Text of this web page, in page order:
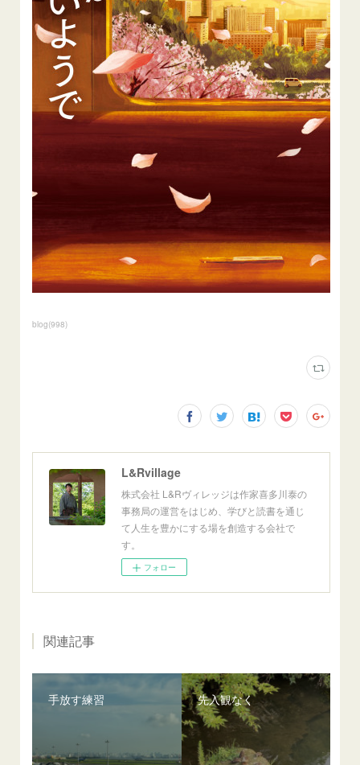
blog(998)
L&Rvillage
株式会社 L&Rヴィレッジは作家喜多川泰の
事務局の運営をはじめ、学びと読書を通じ
て人生を豊かにする場を創造する会社で
す。
フォロー
関連記事
手放す練習 先入観なく